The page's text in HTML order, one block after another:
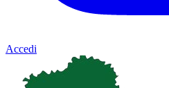
Accedi